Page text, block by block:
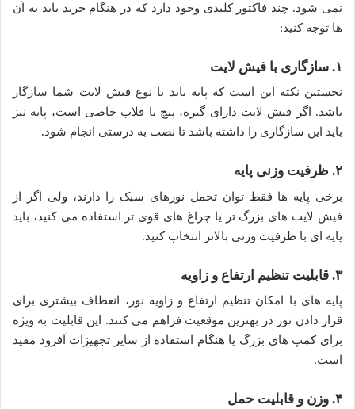
نمی شود. چند فاکتور کلیدی وجود دارد که در هنگام خرید باید به آن
ها توجه کنید:
۱. سازگاری با فیش لایت
نخستین نکته این است که پایه باید با نوع فیش لایت شما سازگار
باشد. اگر فیش لایت دارای گیره، پیچ یا قلاب خاصی است، پایه نیز
باید این سازگاری را داشته باشد تا نصب به درستی انجام شود.
۲. ظرفیت وزنی پایه
برخی پایه ها فقط توان تحمل نورهای سبک را دارند، ولی اگر از
فیش لایت های بزرگ تر یا چراغ های قوی تر استفاده می کنید، باید
پایه ای با ظرفیت وزنی بالاتر انتخاب کنید.
۳. قابلیت تنظیم ارتفاع و زاویه
پایه های با امکان تنظیم ارتفاع و زاویه نور، انعطاف بیشتری برای
قرار دادن نور در بهترین موقعیت فراهم می کنند. این قابلیت به ویژه
برای کمپ های بزرگ یا هنگام استفاده از سایر تجهیزات آفرود مفید
است.
۴. وزن و قابلیت حمل